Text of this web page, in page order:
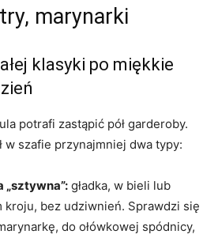
marynarki
klasyki po miękkie
potrafi zastąpić pół garderoby.
w szafie przynajmniej dwa typy:
„sztywna”: gładka, w bieli lub
kroju, bez udziwnień. Sprawdzi się
do ołówkowej spódnicy,